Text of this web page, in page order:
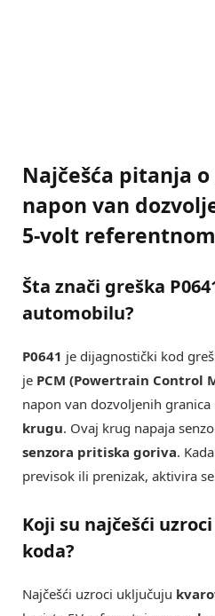
Najčešća pitanja o
napon van
5-volt
Šta znači greška
automobilu?
P0641 je dijagnostički kod
je PCM (Powertrain Control
napon van dozvoljenih granica
krugu. Ovaj krug napaja
senzora pritiska goriva.
previsok ili prenizak, aktivira
Koji su najčešći
koda?
Najčešći uzroci uključuju